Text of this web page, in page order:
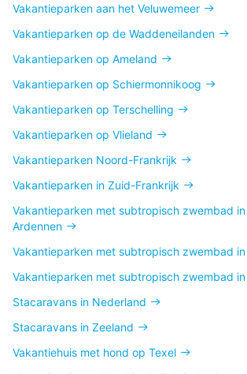
Vakantieparken aan het Veluwemeer
Vakantieparken op de Waddeneilanden
Vakantieparken op Ameland
Vakantieparken op Schiermonnikoog
Vakantieparken op Terschelling
Vakantieparken op Vlieland
Vakantieparken Noord-Frankrijk
Vakantieparken in Zuid-Frankrijk
Vakantieparken met subtropisch zwembad
Ardennen
Vakantieparken met subtropisch zwembad
Vakantieparken met subtropisch zwembad
Stacaravans in Nederland
Stacaravans in Zeeland
Vakantiehuis met hond op Texel